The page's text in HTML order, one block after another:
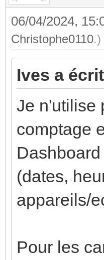
06/04/2024,
Christophe0110.)
Ives a
Je n'utilise
comptage
(dates,
appareils/
Pour les